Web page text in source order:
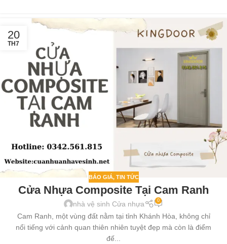
20
TH7
BÁO GIÁ, TIN TỨC
Cửa Nhựa Composite Tại Cam Ranh
nhà vệ sinh Cửa nhựa 0
Cam Ranh, một vùng đất nằm tại tỉnh Khánh Hòa, không chỉ
nổi tiếng với cảnh quan thiên nhiên tuyệt đẹp mà còn là điểm
đế...